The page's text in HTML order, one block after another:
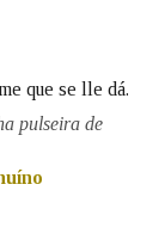
que se lle dá.
pulseira de